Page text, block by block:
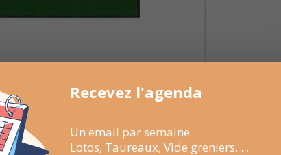
Recevez l'agenda
Un email par semaine
Lotos, Taureaux, Vide greniers, ...